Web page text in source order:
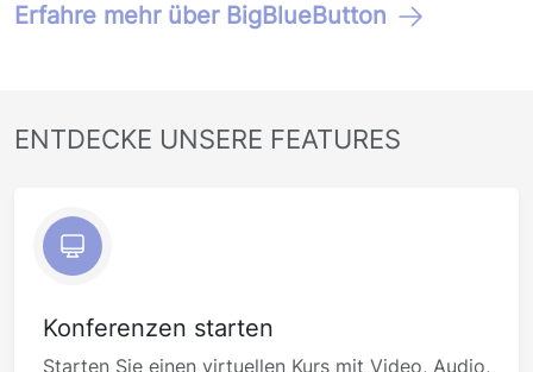
Erfahre mehr über BigBlueButton
ENTDECKE UNSERE FEATURES
Konferenzen starten
Starten Sie einen virtuellen Kurs mit Video, Audio,